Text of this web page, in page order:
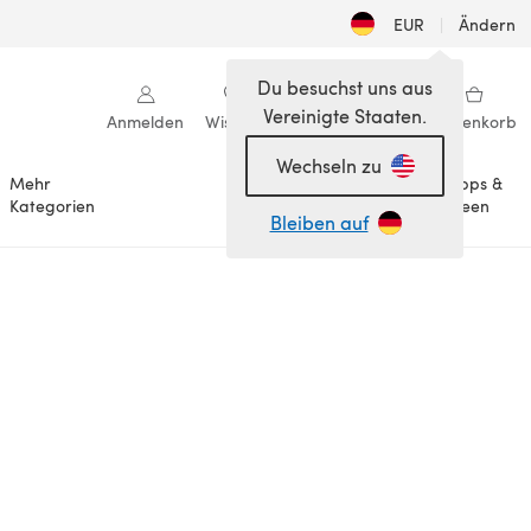
EUR | Ändern
Anmelden Wishlist Meine Bibliothek Warenkorb
Mehr
Kategorien
Anlässe
Tipps &
Ideen
Du besuchst uns aus
Vereinigte Staaten.
Wechseln zu
Bleiben auf